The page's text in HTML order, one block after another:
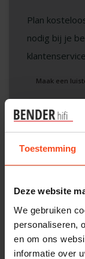
Toestemming
Deze website
We gebruiken
personaliseren,
en om ons
informatie over
Plan
nodig bij je
Maak een